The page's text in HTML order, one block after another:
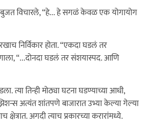
विचारले, “हे... हे सगळं केवळ एक योगायोग
निर्विकार होता. “एकदा घडलं तर
“...दोनदा घडलं तर संशयास्पद. आणि
त्या तिन्ही मोठ्या घटना घडण्याच्या आधी,
अत्यंत शांतपणे बाजारात उभ्या केल्या गेल्या
क्षेत्रात. अगदी त्याच प्रकारच्या करारांमध्ये.